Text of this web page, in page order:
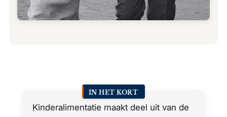
IN HET KORT
Kinderalimentatie maakt deel uit van de